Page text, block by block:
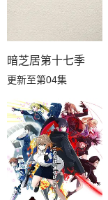
暗芝居第十七季
更新至第04集